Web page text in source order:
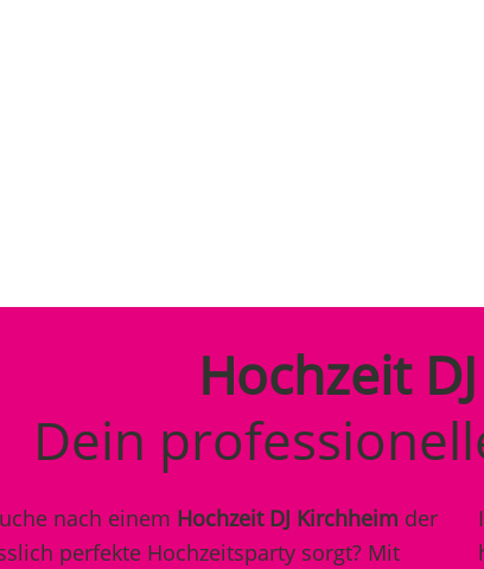
Hochzeit
Dein
nach einem Hochzeit DJ Kirchheim der
perfekte Hochzeitsparty sorgt? Mit